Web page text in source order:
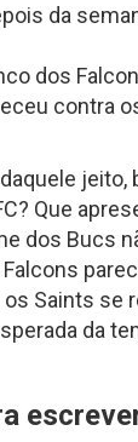
da
dos
contra
jeito,
Que
dos Bucs
Saints se
da